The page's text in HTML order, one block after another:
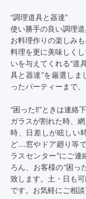
“調理道具と器達”
使い勝手の良い調理
お料理作りの楽しみ
料理を更に美味しく
いを与えてくれる“道
具と器達”を厳選し
ったパーティーまで
“困った‼”ときは連絡下
ガラスが割れた時、
時、日差しが眩しい
ど…窓やドア廻り等
ラスセンター”にご
ろん、お客様の“困っ
致します。土・日も
です。お気軽にご相談